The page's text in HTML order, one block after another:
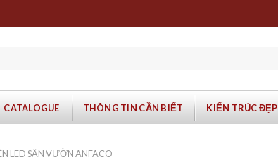
CATALOGUE THÔNG TIN CẦN BIẾT KIẾN TRÚC ĐẸP
LED SÂN VƯỜN ANFACO